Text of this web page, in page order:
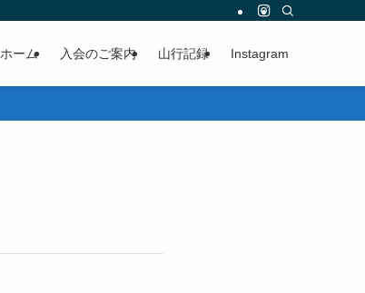
ホーム 入会のご案内 山行記録 Instagram